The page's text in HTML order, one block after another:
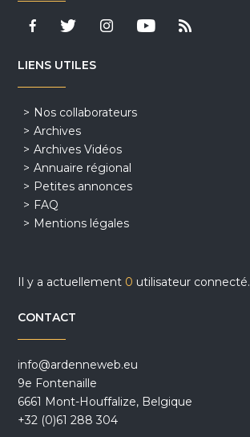
LIENS UTILES
Nos collaborateurs
Archives
Archives Vidéos
Annuaire régional
Petites annonces
FAQ
Mentions légales
Il y a actuellement 0 utilisateur connecté.
CONTACT
info@ardenneweb.eu
9e Fontenaille
6661 Mont-Houffalize, Belgique
+32 (0)61 288 304